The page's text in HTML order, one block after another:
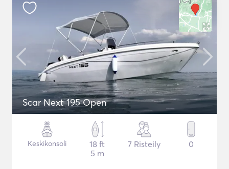
Scar Next 195 Open
Keskikonsoli
18 ft
5 m
7 Risteily 0